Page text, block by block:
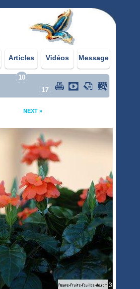
Articles Vidéos Message
10
17
NEXT »